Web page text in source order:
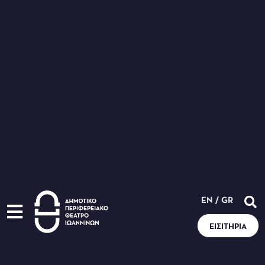
EN / GR
ΕΙΣΙΤΉΡΙΑ